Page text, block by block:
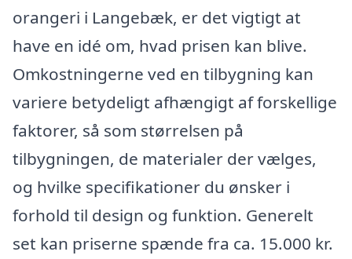
orangeri i Langebæk, er det vigtigt at
have en idé om, hvad prisen kan blive.
Omkostningerne ved en tilbygning kan
variere betydeligt afhængigt af forskellige
faktorer, så som størrelsen på
tilbygningen, de materialer der vælges,
og hvilke specifikationer du ønsker i
forhold til design og funktion. Generelt
set kan priserne spænde fra ca. 15.000 kr.